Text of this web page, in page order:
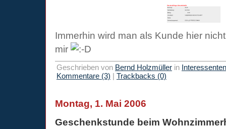
Immerhin wird man als Kunde hier
mir
Geschrieben von Bernd Holzmüller in
Kommentare (3) | Trackbacks (0)
Montag, 1. Mai 2006
Geschenkstunde beim